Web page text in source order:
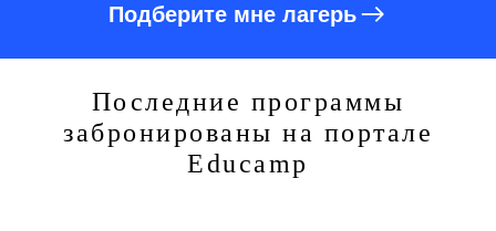
Подберите мне лагерь
Последние программы
забронированы на портале
Educamp